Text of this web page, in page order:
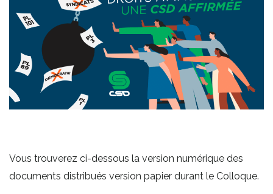
Vous trouverez ci-dessous la version numérique des
documents distribués version papier durant le Colloque.